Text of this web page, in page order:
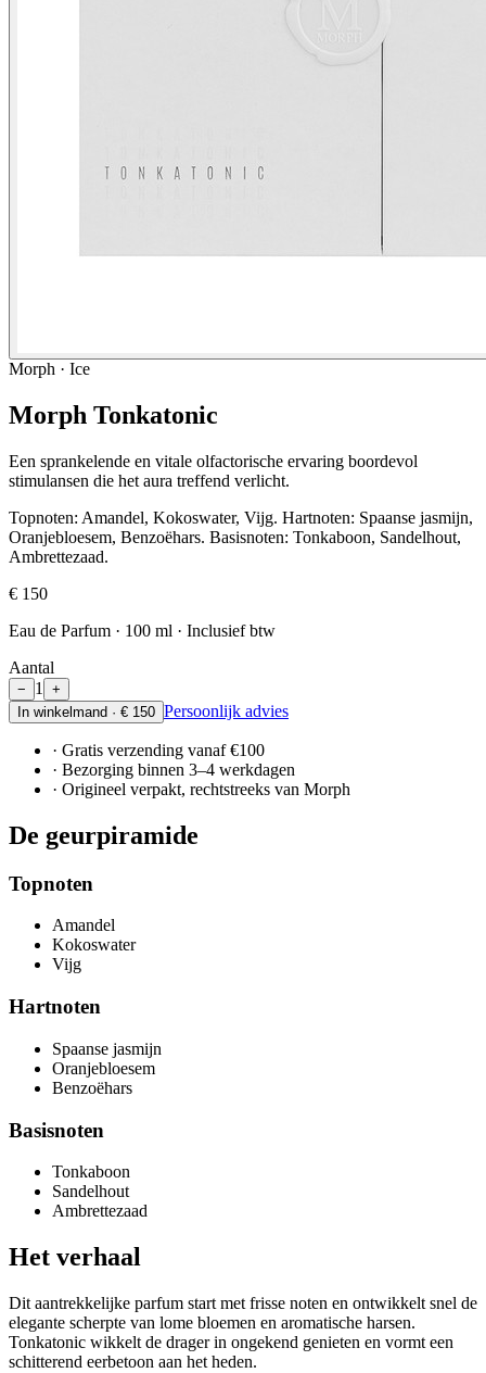
Morph · Ice
Morph Tonkatonic
Een sprankelende en vitale olfactorische ervaring boordevol
stimulansen die het aura treffend verlicht.
Topnoten: Amandel, Kokoswater, Vijg. Hartnoten: Spaanse jasmijn,
Oranjebloesem, Benzoëhars. Basisnoten: Tonkaboon, Sandelhout,
Ambrettezaad.
€ 150
Eau de Parfum · 100 ml · Inclusief btw
Aantal
− 1
+
In winkelmand · € 150 Persoonlijk advies
· Gratis verzending vanaf €100
· Bezorging binnen 3–4 werkdagen
· Origineel verpakt, rechtstreeks van Morph
De geurpiramide
Topnoten
Amandel
Kokoswater
Vijg
Hartnoten
Spaanse jasmijn
Oranjebloesem
Benzoëhars
Basisnoten
Tonkaboon
Sandelhout
Ambrettezaad
Het verhaal
Dit aantrekkelijke parfum start met frisse noten en ontwikkelt snel de
elegante scherpte van lome bloemen en aromatische harsen.
Tonkatonic wikkelt de drager in ongekend genieten en vormt een
schitterend eerbetoon aan het heden.